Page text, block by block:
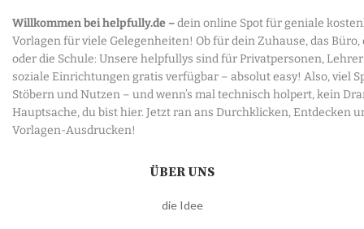
Willkommen bei helpfully.de –dein online Spot für geniale
Vorlagen für viele Gelegenheiten! Ob für dein Zuhause, das Büro,
oder die Schule: Unsere helpfullys sind für Privatpersonen,
soziale Einrichtungen gratis verfügbar – absolut easy! Also, viel
Stöbern und Nutzen – und wenn’s mal technisch holpert, kein
Hauptsache, du bist hier. Jetzt ran ans Durchklicken, Entdecken
Vorlagen-Ausdrucken!
ÜBER UNS
die Idee